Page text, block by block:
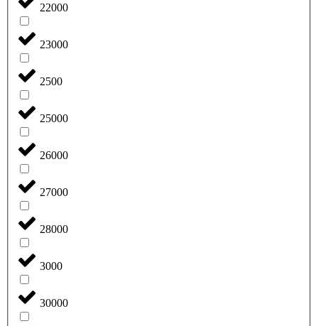
22000
23000
2500
25000
26000
27000
28000
3000
30000